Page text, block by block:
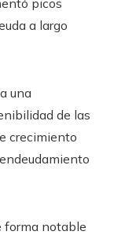
a largo
una
de las
crecimiento
forma notable